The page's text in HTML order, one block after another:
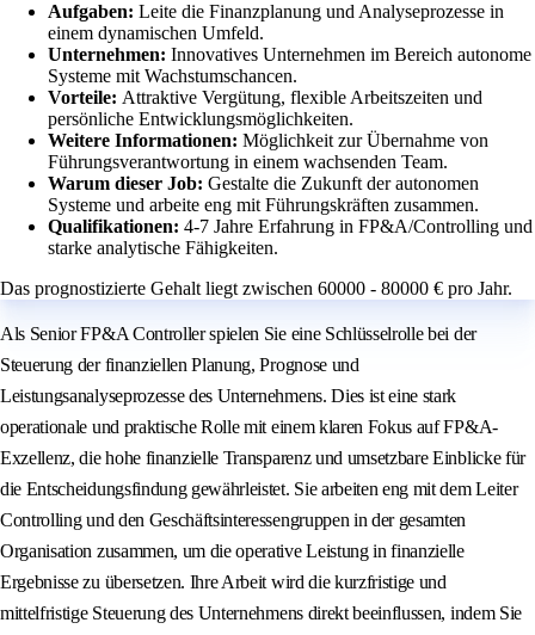
Aufgaben: Leite die Finanzplanung und Analyseprozesse in
einem dynamischen Umfeld.
Unternehmen: Innovatives Unternehmen im Bereich autonome
Systeme mit Wachstumschancen.
Vorteile: Attraktive Vergütung, flexible Arbeitszeiten und
persönliche Entwicklungsmöglichkeiten.
Weitere Informationen: Möglichkeit zur Übernahme von
Führungsverantwortung in einem wachsenden Team.
Warum dieser Job: Gestalte die Zukunft der autonomen
Systeme und arbeite eng mit Führungskräften zusammen.
Qualifikationen: 4-7 Jahre Erfahrung in FP&A/Controlling und
starke analytische Fähigkeiten.
Das prognostizierte Gehalt liegt zwischen 60000 - 80000 € pro Jahr.
Als Senior FP&A Controller spielen Sie eine Schlüsselrolle bei der
Steuerung der finanziellen Planung, Prognose und
Leistungsanalyseprozesse des Unternehmens. Dies ist eine stark
operationale und praktische Rolle mit einem klaren Fokus auf FP&A-
Exzellenz, die hohe finanzielle Transparenz und umsetzbare Einblicke für
die Entscheidungsfindung gewährleistet. Sie arbeiten eng mit dem Leiter
Controlling und den Geschäftsinteressengruppen in der gesamten
Organisation zusammen, um die operative Leistung in finanzielle
Ergebnisse zu übersetzen. Ihre Arbeit wird die kurzfristige und
mittelfristige Steuerung des Unternehmens direkt beeinflussen, indem Sie